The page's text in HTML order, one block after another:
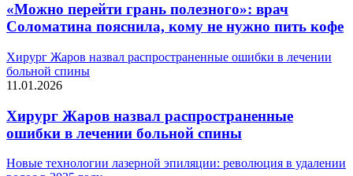
«Можно перейти грань полезного»: врач
Соломатина пояснила, кому не нужно пить кофе
Хирург Жаров назвал распространенные ошибки в лечении
больной спины
11.01.2026
Хирург Жаров назвал распространенные
ошибки в лечении больной спины
Новые технологии лазерной эпиляции: революция в удалении